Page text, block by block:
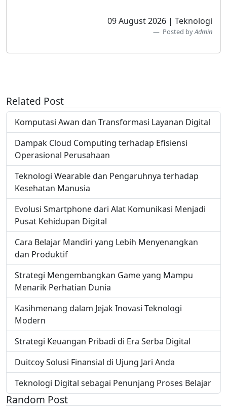
09 August 2026 | Teknologi
Posted byAdmin
Related Post
Komputasi Awan dan Transformasi Layanan Digital
Dampak Cloud Computing terhadap Efisiensi
Operasional Perusahaan
Teknologi Wearable dan Pengaruhnya terhadap
Kesehatan Manusia
Evolusi Smartphone dari Alat Komunikasi Menjadi
Pusat Kehidupan Digital
Cara Belajar Mandiri yang Lebih Menyenangkan
dan Produktif
Strategi Mengembangkan Game yang Mampu
Menarik Perhatian Dunia
Kasihmenang dalam Jejak Inovasi Teknologi
Modern
Strategi Keuangan Pribadi di Era Serba Digital
Duitcoy Solusi Finansial di Ujung Jari Anda
Teknologi Digital sebagai Penunjang Proses Belajar
Random Post